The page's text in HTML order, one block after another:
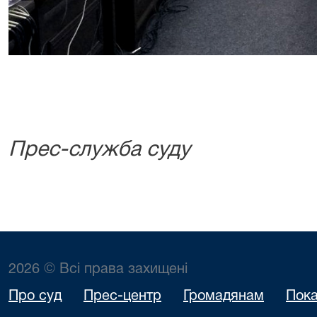
Прес-служба суду
2026 © Всі права захищені
Про суд Прес-центр Громадянам